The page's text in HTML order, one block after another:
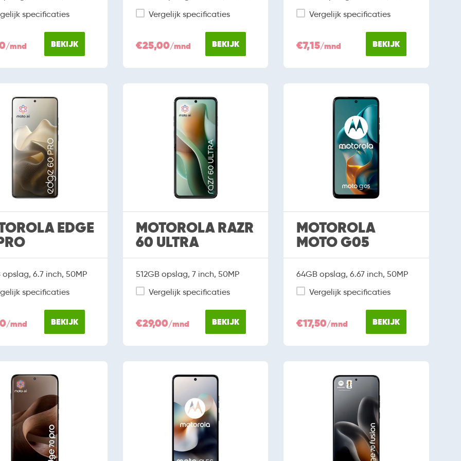
specificaties
/mnd BEKIJK
Vergelijk specificaties
€25,00/mnd BEKIJK
Vergelijk specificaties
€7,15/mnd BEKIJK
EDGE
opslag, 6.7 inch, 50MP
specificaties
/mnd BEKIJK
MOTOROLA RAZR
60 ULTRA
512GB opslag, 7 inch, 50MP
Vergelijk specificaties
€29,00/mnd BEKIJK
MOTOROLA
MOTO G05
64GB opslag, 6.67 inch, 50MP
Vergelijk specificaties
€17,50/mnd BEKIJK